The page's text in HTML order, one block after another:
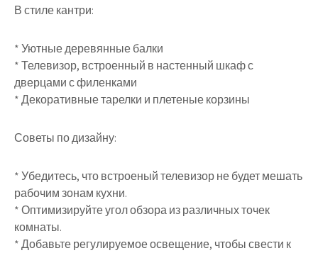
В стиле кантри:
* Уютные деревянные балки
* Телевизор, встроенный в настенный шкаф с
дверцами с филенками
* Декоративные тарелки и плетеные корзины
Советы по дизайну:
* Убедитесь, что встроеный телевизор не будет мешать
рабочим зонам кухни.
* Оптимизируйте угол обзора из различных точек
комнаты.
* Добавьте регулируемое освещение, чтобы свести к